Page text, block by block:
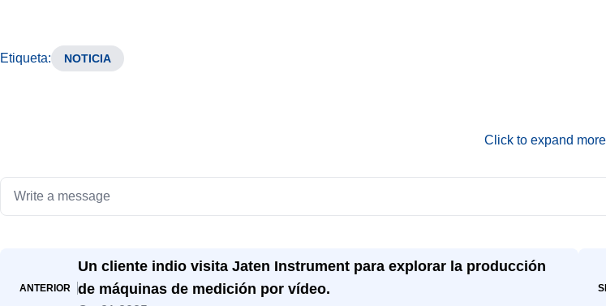
Etiqueta: NOTICIA
Click to expand more
ANTERIOR
Un cliente indio visita Jaten Instrument para explorar la producción
de máquinas de medición por vídeo.